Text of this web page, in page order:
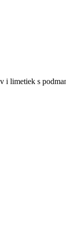
limetiek s